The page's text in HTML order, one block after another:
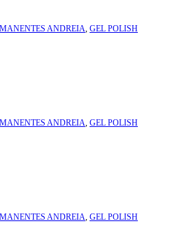
ANDREIA, GEL POLISH
ANDREIA, GEL POLISH
ANDREIA, GEL POLISH